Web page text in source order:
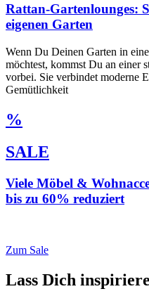
Rattan-Gartenlounges:
eigenen Garten
Wenn Du Deinen Garten in
möchtest, kommst Du an einer
vorbei. Sie verbindet moderne
Gemütlichkeit
%
SALE
Viele Möbel &
bis zu 60% reduziert
Zum Sale
Lass Dich